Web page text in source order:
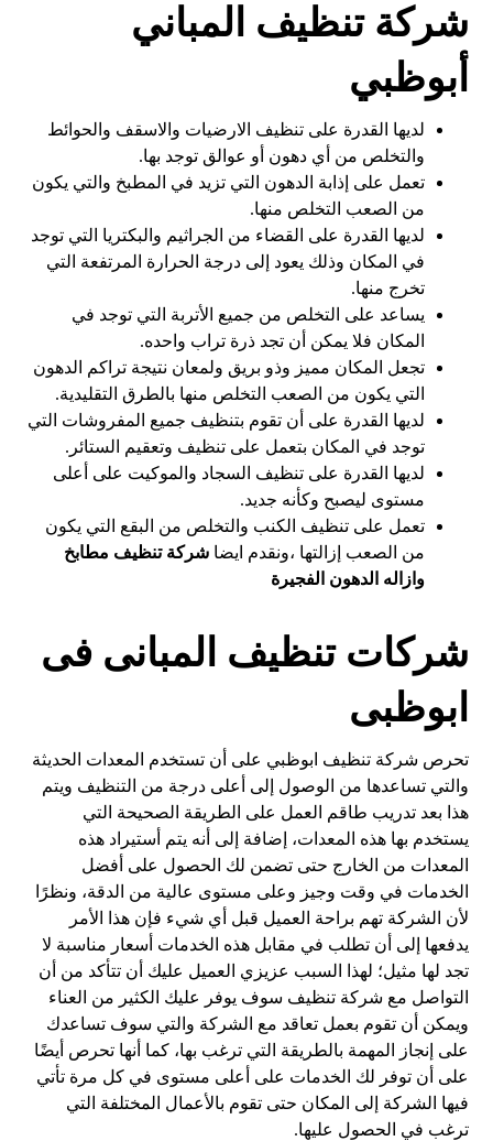
شركة تنظيف المباني
أبوظبي
لديها القدرة على تنظيف الارضيات والاسقف والحوائط
والتخلص من أي دهون أو عوالق توجد بها.
تعمل على إذابة الدهون التي تزيد في المطبخ والتي يكون
من الصعب التخلص منها.
لديها القدرة على القضاء من الجراثيم والبكتريا التي توجد
في المكان وذلك يعود إلى درجة الحرارة المرتفعة التي
تخرج منها.
يساعد على التخلص من جميع الأتربة التي توجد في
المكان فلا يمكن أن تجد ذرة تراب واحده.
تجعل المكان مميز وذو بريق ولمعان نتيجة تراكم الدهون
التي يكون من الصعب التخلص منها بالطرق التقليدية.
لديها القدرة على أن تقوم بتنظيف جميع المفروشات التي
توجد في المكان بتعمل على تنظيف وتعقيم الستائر.
لديها القدرة على تنظيف السجاد والموكيت على أعلى
مستوى ليصبح وكأنه جديد.
تعمل على تنظيف الكنب والتخلص من البقع التي يكون
من الصعب إزالتها ،ونقدم ايضاشركة تنظيف مطابخ
وازاله الدهون الفجيرة
شركات تنظيف المبانى فى
ابوظبى
تحرص شركة تنظيف ابوظبي على أن تستخدم المعدات الحديثة
والتي تساعدها من الوصول إلى أعلى درجة من التنظيف ويتم
هذا بعد تدريب طاقم العمل على الطريقة الصحيحة التي
يستخدم بها هذه المعدات، إضافة إلى أنه يتم أستيراد هذه
المعدات من الخارج حتى تضمن لك الحصول على أفضل
الخدمات في وقت وجيز وعلى مستوى عالية من الدقة، ونظرًا
لأن الشركة تهم براحة العميل قبل أي شيء فإن هذا الأمر
يدفعها إلى أن تطلب في مقابل هذه الخدمات أسعار مناسبة لا
تجد لها مثيل؛ لهذا السبب عزيزي العميل عليك أن تتأكد من أن
التواصل مع شركة تنظيف سوف يوفر عليك الكثير من العناء
ويمكن أن تقوم بعمل تعاقد مع الشركة والتي سوف تساعدك
على إنجاز المهمة بالطريقة التي ترغب بها، كما أنها تحرص أيضًا
على أن توفر لك الخدمات على أعلى مستوى في كل مرة تأتي
فيها الشركة إلى المكان حتى تقوم بالأعمال المختلفة التي
ترغب في الحصول عليها.